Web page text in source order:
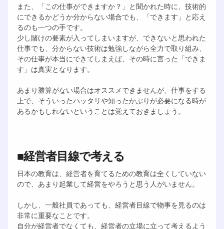
また、「この仕事ができますか？」と聞かれた時に、技術的
にできるかどうか分からない場合でも、「できます」と応え
るのも一つの手です。
少し賭けの要素が入ってしまいますが、できないと思われた
仕事でも、分からない技術は勉強しながら全力で取り組み、
その仕事が本当にできてしまえば、その時に言った「できま
す」は真実となります。
あまり勝算がない場合はオススメできませんが、仕事をする
上で、そういったハッタリや知ったかぶりが必要になる時が
あるかもしれないということは覚えておきましょう。
■経営者目線で考える
日本の教育は、経営者を育てるための教育は全くしていない
ので、あまり起業して経営をやろうと思う人がいません。
しかし、一般社員であっても、経営者目線で物事を見るのは
非常に重要なことです。
自分が経営者でなくても、経営者の立場に立って考えるよう